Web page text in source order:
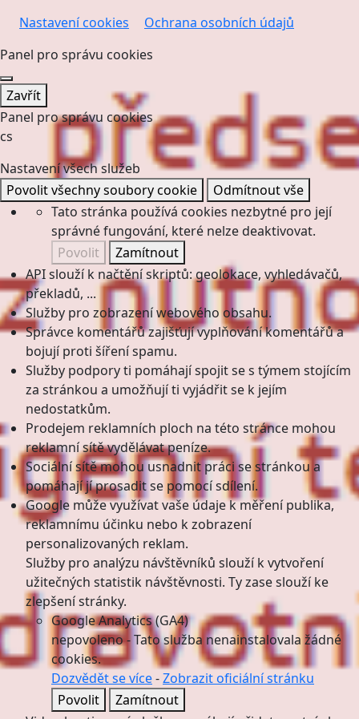
Nastavení cookies
Ochrana osobních údajů
Panel pro správu cookies
Zavřít
Panel pro správu cookies
cs
Nastavení všech služeb
Povolit všechny soubory cookie
Odmítnout vše
Tato stránka používá cookies nezbytné pro její
správné fungování, které nelze deaktivovat.
Povolit
Zamítnout
API slouží k načtění skriptů: geolokace, vyhledávačů,
překladů, ...
Služby pro zobrazení webového obsahu.
Správce komentářů zajišťují vyplňování komentářů a
bojují proti šíření spamu.
Služby podpory ti pomáhají spojit se s týmem stojícím
za stránkou a umožňují ti vyjádřit se k jejím
nedostatkům.
Prodejem reklamních ploch na této stránce mohou
reklamní sítě vydělávat peníze.
Sociální sítě mohou usnadnit práci se stránkou a
pomáhají jí prosadit se pomocí sdílení.
Google může využívat vaše údaje k měření publika,
reklamnímu účinku nebo k zobrazení
personalizovaných reklam.
Služby pro analýzu návštěvníků slouží k vytvoření
užitečných statistik návštěvnosti. Ty zase slouží ke
zlepšení stránky.
Google Analytics (GA4)
nepovoleno-Tato služba nenainstalovala žádné
cookies.
Dozvědět se více-Zobrazit oficiální stránku
Povolit
Zamítnout